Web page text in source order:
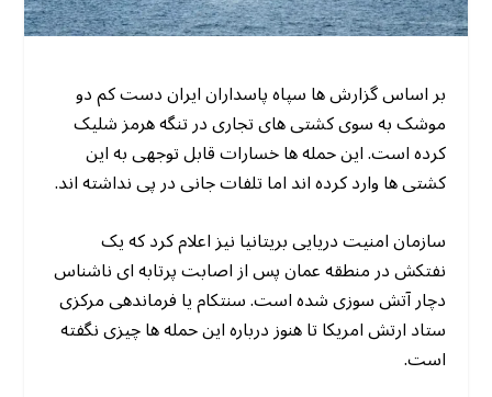
بر اساس گزارش ها سپاه پاسداران ایران دست کم دو
موشک به سوی کشتی های تجاری در تنگه هرمز شلیک
کرده است. این حمله ها خسارات قابل توجهی به این
کشتی ها وارد کرده اند اما تلفات جانی در پی نداشته اند.
سازمان امنیت دریایی بریتانیا نیز اعلام کرد که یک
نفتکش در منطقه عمان پس از اصابت پرتابه ای ناشناس
دچار آتش سوزی شده است. سنتکام یا فرماندهی مرکزی
ستاد ارتش امریکا تا هنوز درباره این حمله ها چیزی نگفته
است.